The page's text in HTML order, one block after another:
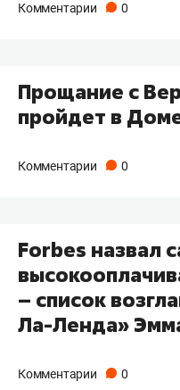
Комментарии 0
Прощание с
пройдет в
Комментарии 0
Forbes назвал
– список
Ла-Ленда»
Комментарии 0